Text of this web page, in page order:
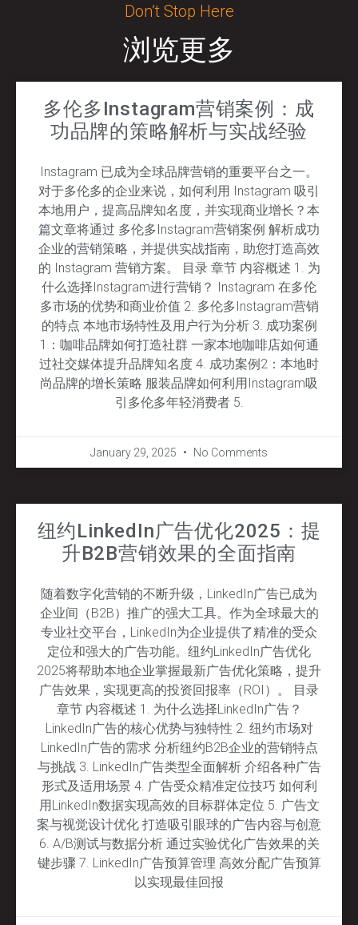
Don’t Stop Here
浏览更多
多伦多Instagram营销案例：成
功品牌的策略解析与实战经验
Instagram 已成为全球品牌营销的重要平台之一。
对于多伦多的企业来说，如何利用 Instagram 吸引
本地用户，提高品牌知名度，并实现商业增长？本
篇文章将通过 多伦多Instagram营销案例 解析成功
企业的营销策略，并提供实战指南，助您打造高效
的 Instagram 营销方案。 目录 章节 内容概述 1. 为
什么选择Instagram进行营销？ Instagram 在多伦
多市场的优势和商业价值 2. 多伦多Instagram营销
的特点 本地市场特性及用户行为分析 3. 成功案例
1：咖啡品牌如何打造社群 一家本地咖啡店如何通
过社交媒体提升品牌知名度 4. 成功案例2：本地时
尚品牌的增长策略 服装品牌如何利用Instagram吸
引多伦多年轻消费者 5.
January 29, 2025 No Comments
纽约LinkedIn广告优化2025：提
升B2B营销效果的全面指南
随着数字化营销的不断升级，LinkedIn广告已成为
企业间（B2B）推广的强大工具。作为全球最大的
专业社交平台，LinkedIn为企业提供了精准的受众
定位和强大的广告功能。纽约LinkedIn广告优化
2025将帮助本地企业掌握最新广告优化策略，提升
广告效果，实现更高的投资回报率（ROI）。 目录
章节 内容概述 1. 为什么选择LinkedIn广告？
LinkedIn广告的核心优势与独特性 2. 纽约市场对
LinkedIn广告的需求 分析纽约B2B企业的营销特点
与挑战 3. LinkedIn广告类型全面解析 介绍各种广告
形式及适用场景 4. 广告受众精准定位技巧 如何利
用LinkedIn数据实现高效的目标群体定位 5. 广告文
案与视觉设计优化 打造吸引眼球的广告内容与创意
6. A/B测试与数据分析 通过实验优化广告效果的关
键步骤 7. LinkedIn广告预算管理 高效分配广告预算
以实现最佳回报